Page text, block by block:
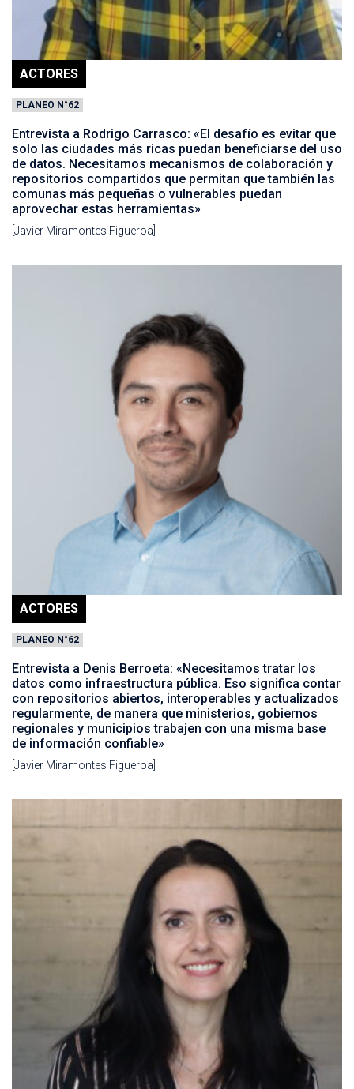
ACTORES
PLANEO N°62
Entrevista a Rodrigo Carrasco: «El desafío es evitar que
solo las ciudades más ricas puedan beneficiarse del uso
de datos. Necesitamos mecanismos de colaboración y
repositorios compartidos que permitan que también las
comunas más pequeñas o vulnerables puedan
aprovechar estas herramientas»
[Javier Miramontes Figueroa]
ACTORES
PLANEO N°62
Entrevista a Denis Berroeta: «Necesitamos tratar los
datos como infraestructura pública. Eso significa contar
con repositorios abiertos, interoperables y actualizados
regularmente, de manera que ministerios, gobiernos
regionales y municipios trabajen con una misma base
de información confiable»
[Javier Miramontes Figueroa]